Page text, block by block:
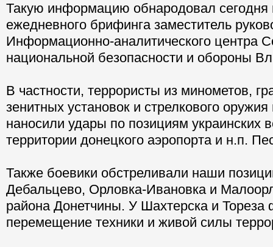
Такую информацию обнародовал сегодня
ежедневного брифинга заместитель
Информационно-аналитического центра
национальной безопасности и обороны
В частности, террористы из минометов,
зенитных установок и стрелкового
наносили удары по позициям украинских
территории донецкого аэропорта и н.п.
Также боевики обстреливали наши
Дебальцево, Орловка-Ивановка и
района Донетчины. У Шахтерска и Тореза
перемещение техники и живой силы